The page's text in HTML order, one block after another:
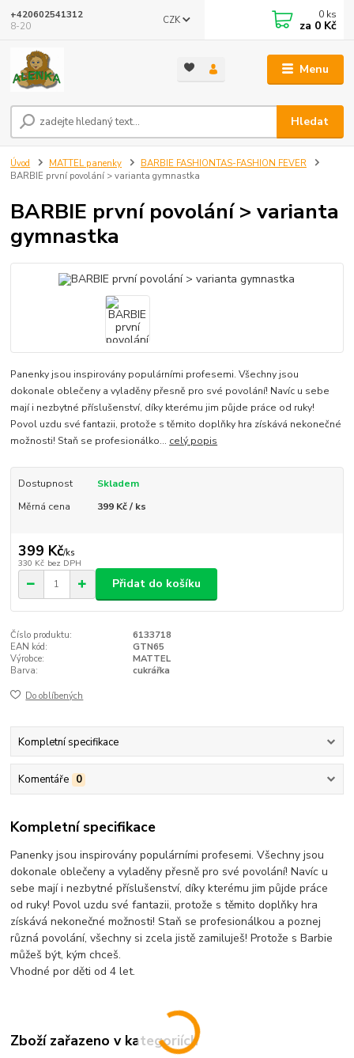
Menu
CZK
Hledat
+420602541312
8-20
0 ks
za 0 Kč
Úvod MATTEL panenky
BARBIE FASHIONTAS-FASHION FEVER
BARBIE první povolání > varianta gymnastka
BARBIE první povolání > varianta
gymnastka
Panenky jsou inspirovány populárními profesemi. Všechny jsou
dokonale oblečeny a vyladěny přesně pro své povolání! Navíc u sebe
mají i nezbytné příslušenství, díky kterému jim půjde práce od ruky!
Povol uzdu své fantazii, protože s těmito doplňky hra získává nekonečné
možnosti! Staň se profesionálko... celý popis
Dostupnost
Skladem
Měrná cena
399 Kč / ks
399 Kč/ks
330 Kč bez DPH
Přidat do košíku
Číslo produktu:
6133718
EAN kód:
GTN65
Výrobce:
MATTEL
Barva:
cukrářka
Do oblíbených
Kompletní specifikace
Komentáře 0
Kompletní specifikace
Panenky jsou inspirovány populárními profesemi. Všechny jsou
dokonale oblečeny a vyladěny přesně pro své povolání! Navíc u
sebe mají i nezbytné příslušenství, díky kterému jim půjde práce
od ruky! Povol uzdu své fantazii, protože s těmito doplňky hra
získává nekonečné možnosti! Staň se profesionálkou a poznej
různá povolání, všechny si zcela jistě zamiluješ! Protože s Barbie
můžeš být, kým chceš.
Vhodné por děti od 4 let.
Zboží zařazeno v kategoriích